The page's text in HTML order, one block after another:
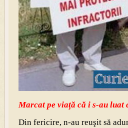
Marcat pe viaţă că i s-au
Din fericire, n-au reuşit să